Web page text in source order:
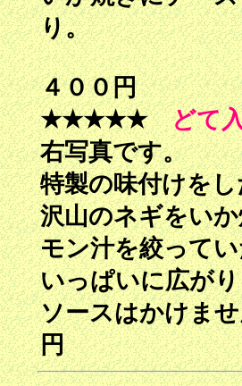
り
４００円
★★★★★どて
右写真です。
特製の味付けを
沢山のネギをい
モン汁を絞って
いっぱいに広が
ソースは